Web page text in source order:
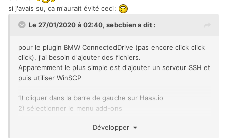
si j'avais su, ça m'aurait évité ceci:
Le 27/01/2020 à 02:40, sebcbiena dit :
pour le plugin BMW ConnectedDrive (pas encore click click
click), j'ai besoin d'ajouter des fichiers.
Apparemment le plus simple est d'ajouter un serveur SSH et
puis utiliser WinSCP
1) cliquer dans la barre de gauche sur Hass.io
2) sélectionner le menu add-ons
Développer